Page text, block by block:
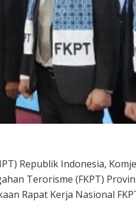
Republik Indonesia,
Terorisme (FKPT)
Rapat Kerja Nasional